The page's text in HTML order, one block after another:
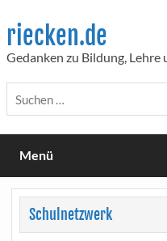
content
riecken.de
Gedanken zu Bildung, Lehre
Menü
Schulnetzwerk